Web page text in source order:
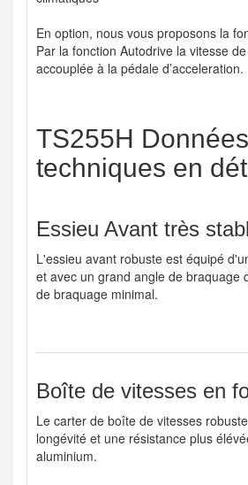
En option, nous vous proposons la
Par la fonction Autodrive la vitesse
accouplée à la pédale d’acceleration.
TS255H Données
techniques en
Essieu Avant très
L'essieu avant robuste est équipé
et avec un grand angle de braquage
de braquage minimal.
Boîte de vitesses en
Le carter de boîte de vitesses
longévité et une résistance plus
aluminium.